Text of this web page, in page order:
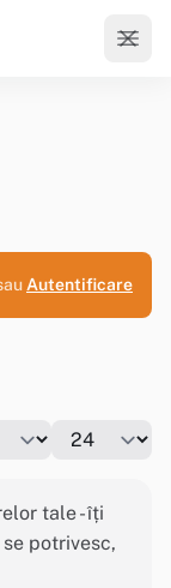
Autentificare
tale - îți
potrivesc,